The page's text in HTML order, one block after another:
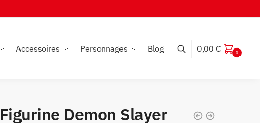
Accessoires Personnages Blog 0,00 € 0
Figurine Demon Slayer